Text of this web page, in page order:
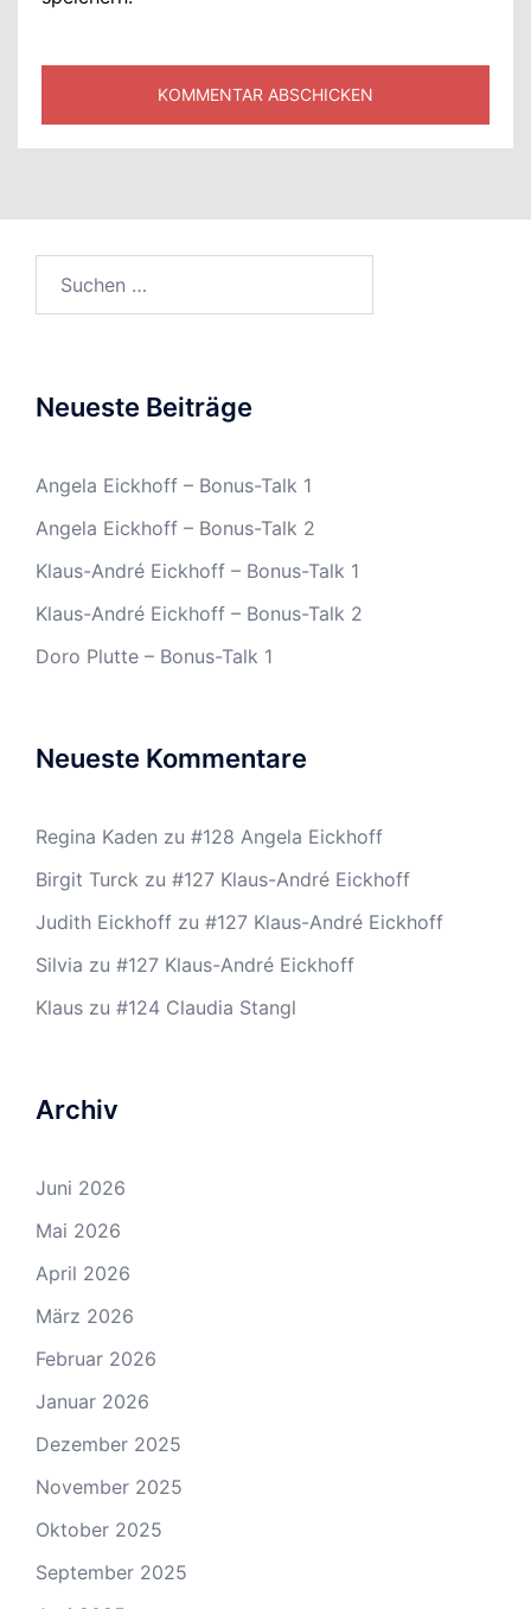
Neueste Beiträge
Angela Eickhoff – Bonus-Talk 1
Angela Eickhoff – Bonus-Talk 2
Klaus-André Eickhoff – Bonus-Talk 1
Klaus-André Eickhoff – Bonus-Talk 2
Doro Plutte – Bonus-Talk 1
Neueste Kommentare
Regina Kaden zu #128 Angela Eickhoff
Birgit Turck zu #127 Klaus-André Eickhoff
Judith Eickhoff zu #127 Klaus-André Eickhoff
Silvia zu #127 Klaus-André Eickhoff
Klaus zu #124 Claudia Stangl
Archiv
Juni 2026
Mai 2026
April 2026
März 2026
Februar 2026
Januar 2026
Dezember 2025
November 2025
Oktober 2025
September 2025